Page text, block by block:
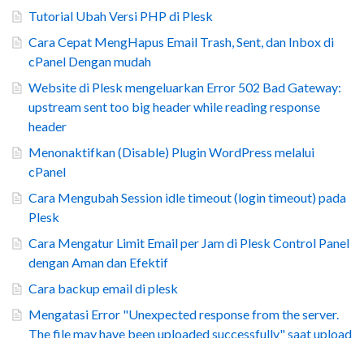
Tutorial Ubah Versi PHP di Plesk
Cara Cepat MengHapus Email Trash, Sent, dan Inbox di
cPanel Dengan mudah
Website di Plesk mengeluarkan Error 502 Bad Gateway:
upstream sent too big header while reading response
header
Menonaktifkan (Disable) Plugin WordPress melalui
cPanel
Cara Mengubah Session idle timeout (login timeout) pada
Plesk
Cara Mengatur Limit Email per Jam di Plesk Control Panel
dengan Aman dan Efektif
Cara backup email di plesk
Mengatasi Error "Unexpected response from the server.
The file may have been uploaded successfully" saat upload